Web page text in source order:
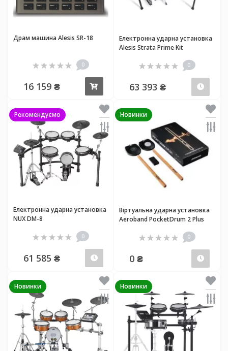
Драм машина Alesis SR-18
0
16 159 ₴
Електронна ударна установка
Alesis Strata Prime Kit
0
63 393 ₴
Рекомендуємо
Електронна ударна установка
NUX DM-8
0
61 585 ₴ Передзамовлення
Новинки
Віртуальна ударна установка
Aeroband PocketDrum 2 Plus
0
0 ₴
Новинки Новинки